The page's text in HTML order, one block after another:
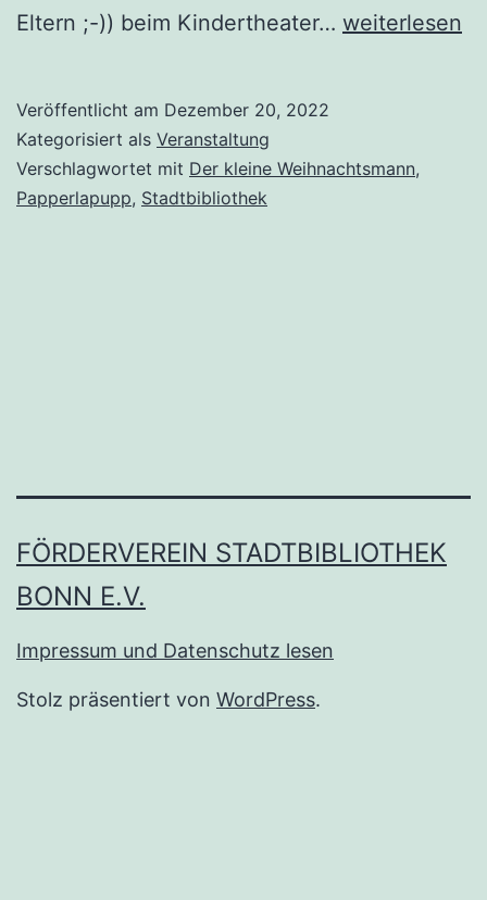
Eltern ;-)) beim Kindertheater… Kindertheater
weiterlesen
Veröffentlicht am Dezember 20, 2022
Kategorisiert als Veranstaltung
Verschlagwortet mit Der kleine Weihnachtsmann,
Papperlapupp, Stadtbibliothek
FÖRDERVEREIN STADTBIBLIOTHEK
BONN E.V.
Impressum und Datenschutz lesen
Stolz präsentiert von WordPress.